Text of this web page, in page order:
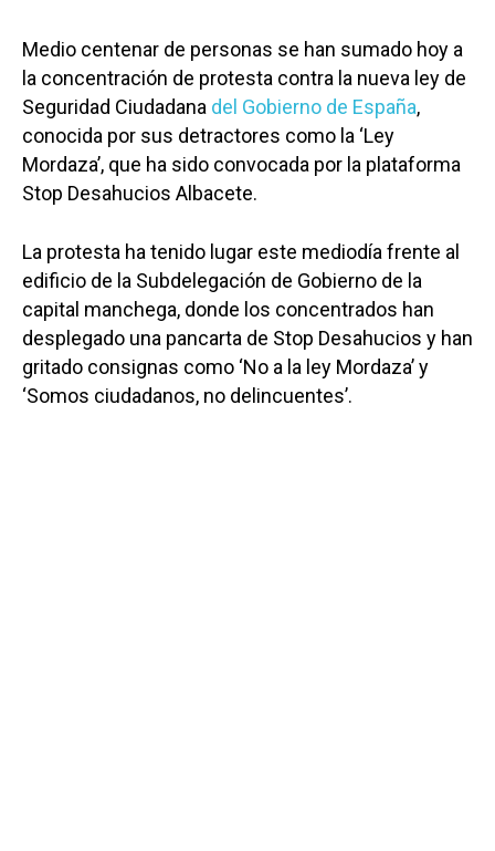
Medio centenar de personas se han sumado hoy a
la concentración de protesta contra la nueva ley de
Seguridad Ciudadana del Gobierno de España,
conocida por sus detractores como la ‘Ley
Mordaza’, que ha sido convocada por la plataforma
Stop Desahucios Albacete.
La protesta ha tenido lugar este mediodía frente al
edificio de la Subdelegación de Gobierno de la
capital manchega, donde los concentrados han
desplegado una pancarta de Stop Desahucios y han
gritado consignas como ‘No a la ley Mordaza’ y
‘Somos ciudadanos, no delincuentes’.